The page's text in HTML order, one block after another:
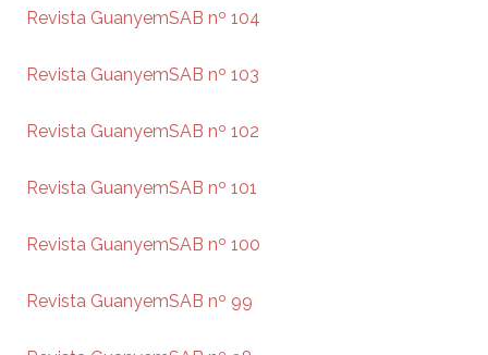
Revista GuanyemSAB nº 104
Revista GuanyemSAB nº 103
Revista GuanyemSAB nº 102
Revista GuanyemSAB nº 101
Revista GuanyemSAB nº 100
Revista GuanyemSAB nº 99